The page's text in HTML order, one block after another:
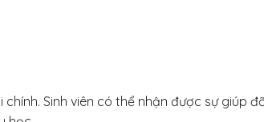
Sinh viên có thể nhận được sự giúp